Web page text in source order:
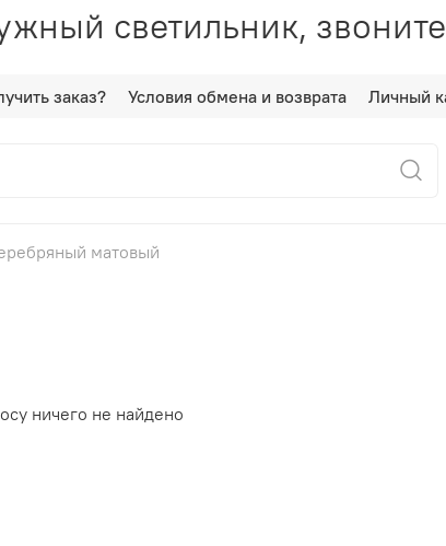
светильник,
заказ? Условия обмена и возврата Личный
матовый
ничего не найдено